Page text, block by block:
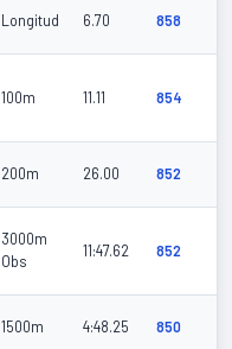
Longitud 6.70 858
100m 11.11 854
200m 26.00 852
3000m
Obs
11:47.62 852
1500m 4:48.25 850